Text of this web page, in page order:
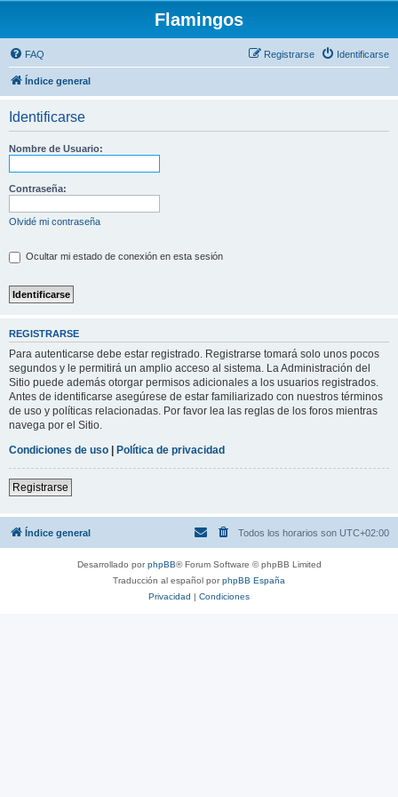
Flamingos
FAQ Identificarse
Registrarse
Índice general
Identificarse
Nombre de Usuario:
Contraseña:
Olvidé mi contraseña
Ocultar mi estado de conexión en esta sesión
REGISTRARSE
Para autenticarse debe estar registrado. Registrarse tomará solo unos pocos
segundos y le permitirá un amplio acceso al sistema. La Administración del
Sitio puede además otorgar permisos adicionales a los usuarios registrados.
Antes de identificarse asegúrese de estar familiarizado con nuestros términos
de uso y políticas relacionadas. Por favor lea las reglas de los foros mientras
navega por el Sitio.
Condiciones de uso
Política de privacidad
Registrarse
Índice general Todos los horarios son UTC+02:00
Desarrollado porphpBB® Forum Software © phpBB Limited
Traducción al español porphpBB España
Privacidad | Condiciones